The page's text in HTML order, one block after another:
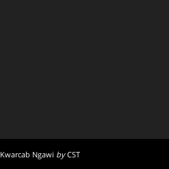
Ngawi byCST